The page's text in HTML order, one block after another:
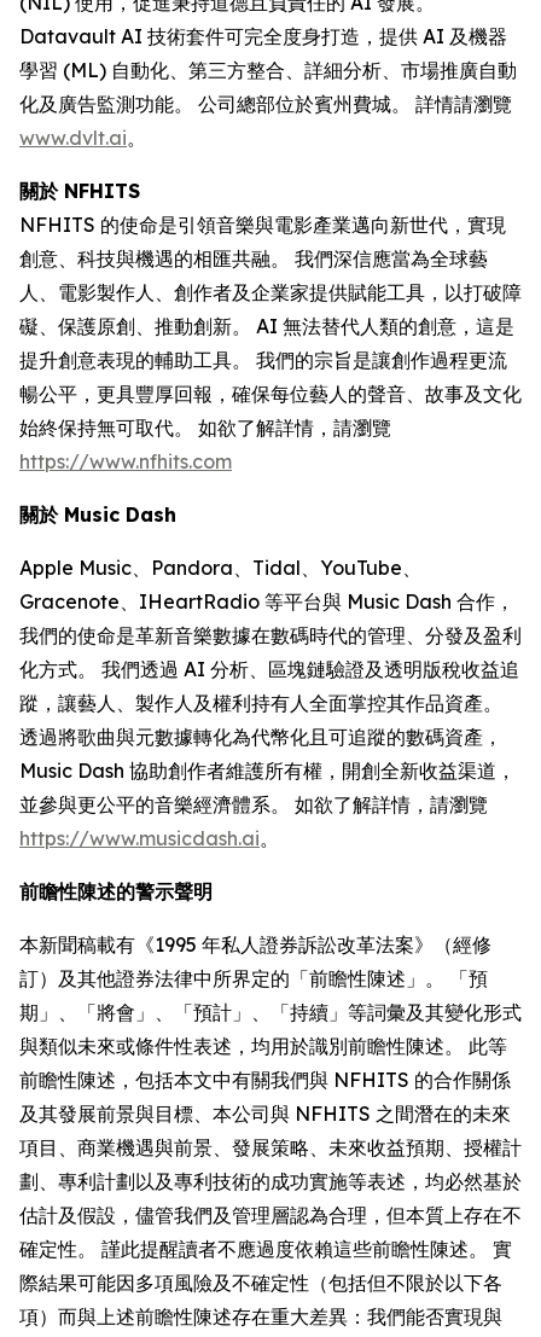
Datavault AI 技術套件可完全度身打造，提供 AI 及機器
學習 (ML) 自動化、第三方整合、詳細分析、市場推廣自動
化及廣告監測功能。 公司總部位於賓州費城。 詳情請瀏覽
www.dvlt.ai。
關於 NFHITS
NFHITS 的使命是引領音樂與電影產業邁向新世代，實現
創意、科技與機遇的相匯共融。 我們深信應當為全球藝
人、電影製作人、創作者及企業家提供賦能工具，以打破障
礙、保護原創、推動創新。 AI 無法替代人類的創意，這是
提升創意表現的輔助工具。 我們的宗旨是讓創作過程更流
暢公平，更具豐厚回報，確保每位藝人的聲音、故事及文化
始終保持無可取代。 如欲了解詳情，請瀏覽
https://www.nfhits.com
關於 Music Dash
Apple Music、Pandora、Tidal、YouTube、
Gracenote、IHeartRadio 等平台與 Music Dash 合作，
我們的使命是革新音樂數據在數碼時代的管理、分發及盈利
化方式。 我們透過 AI 分析、區塊鏈驗證及透明版稅收益追
蹤，讓藝人、製作人及權利持有人全面掌控其作品資產。
透過將歌曲與元數據轉化為代幣化且可追蹤的數碼資產，
Music Dash 協助創作者維護所有權，開創全新收益渠道，
並參與更公平的音樂經濟體系。 如欲了解詳情，請瀏覽
https://www.musicdash.ai。
前瞻性陳述的警示聲明
本新聞稿載有《1995 年私人證券訴訟改革法案》（經修
訂）及其他證券法律中所界定的「前瞻性陳述」。 「預
期」、「將會」、「預計」、「持續」等詞彙及其變化形式
與類似未來或條件性表述，均用於識別前瞻性陳述。 此等
前瞻性陳述，包括本文中有關我們與 NFHITS 的合作關係
及其發展前景與目標、本公司與 NFHITS 之間潛在的未來
項目、商業機遇與前景、發展策略、未來收益預期、授權計
劃、專利計劃以及專利技術的成功實施等表述，均必然基於
估計及假設，儘管我們及管理層認為合理，但本質上存在不
確定性。 謹此提醒讀者不應過度依賴這些前瞻性陳述。 實
際結果可能因多項風險及不確定性（包括但不限於以下各
項）而與上述前瞻性陳述存在重大差異：我們能否實現與